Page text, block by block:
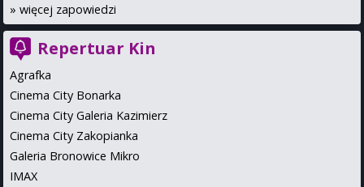
» więcej zapowiedzi
Repertuar Kin
Agrafka
Cinema City Bonarka
Cinema City Galeria Kazimierz
Cinema City Zakopianka
Galeria Bronowice Mikro
IMAX